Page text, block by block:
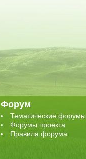
Форум
Тематические форумы
Форумы проекта
Правила форума